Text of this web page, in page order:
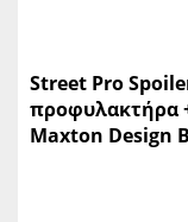
Street Pro
προφυλακτήρα
Maxton Design